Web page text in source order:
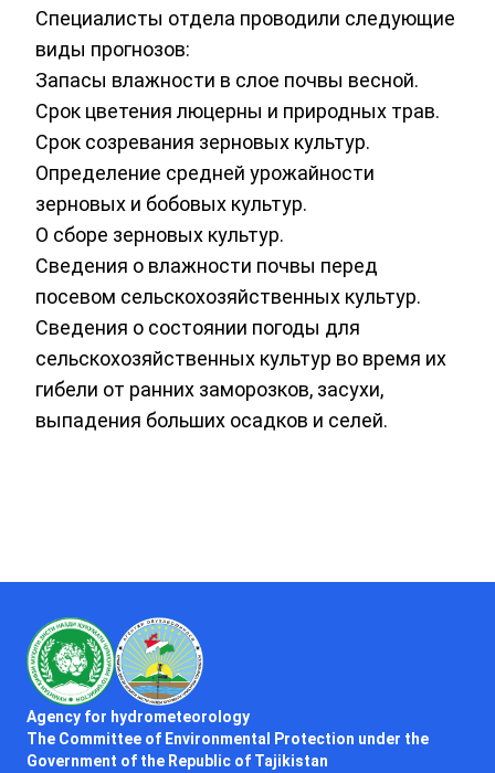
Специалисты отдела проводили следующие
виды прогнозов:
Запасы влажности в слое почвы весной.
Срок цветения люцерны и природных трав.
Срок созревания зерновых культур.
Определение средней урожайности
зерновых и бобовых культур.
О сборе зерновых культур.
Сведения о влажности почвы перед
посевом сельскохозяйственных культур.
Сведения о состоянии погоды для
сельскохозяйственных культур во время их
гибели от ранних заморозков, засухи,
выпадения больших осадков и селей.
Agency for hydrometeorology
The Committee of Environmental Protection under the
Government of the Republic of Tajikistan